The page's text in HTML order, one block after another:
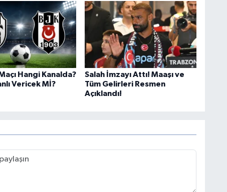
Hangi Kanalda?
Vericek Mİ?
Salah İmzayı Attı! Maaşı ve
Tüm Gelirleri Resmen
Açıklandı!